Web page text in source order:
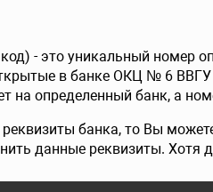
- это уникальный номер
в банке ОКЦ № 6
на определенный банк, а
реквизиты банка, то Вы
данные реквизиты. Хотя